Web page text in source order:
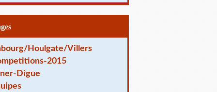
Houlgate/Villers
2015
Digue